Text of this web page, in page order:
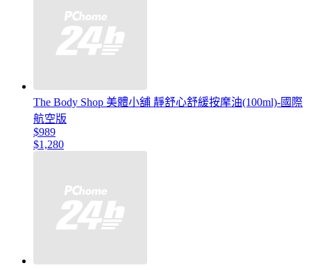
The Body Shop 美體小舖 靜舒心舒緩按摩油(100ml)-國際
航空版
$989
$1,280